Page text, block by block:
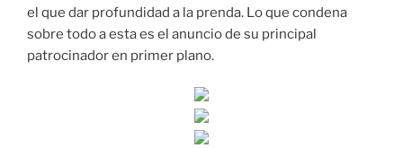
el que dar profundidad a la prenda. Lo que condena
sobre todo a esta es el anuncio de su principal
patrocinador en primer plano.